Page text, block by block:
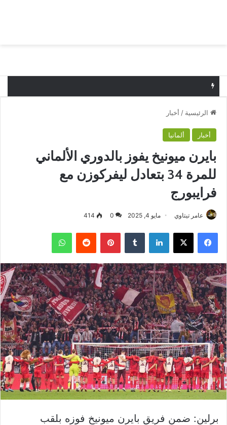
الرئيسية / أخبار
أخبار ألمانيا
بايرن ميونيخ يفوز بالدوري الألماني
للمرة 34 بتعادل ليفركوزن مع
فرايبورج
عامر تيتاوي مايو 4, 2025 0
414
فيسبوك ‫X لينكدإن بينتيريست واتساب
برلين: ضمن فريق بايرن ميونيخ فوزه بلقب